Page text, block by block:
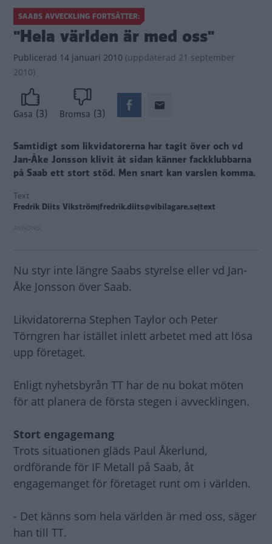
SAABS AVVECKLING FORTSÄTTER:
"Hela världen är med oss"
Publicerad 14 januari 2010 (uppdaterad 21 september
2010)
Gasa (3) Bromsa (3)
Samtidigt som likvidatorerna har tagit över och vd
Jan-Åke Jonsson klivit åt sidan känner fackklubbarna
på Saab ett stort stöd. Men snart kan varslen komma.
Text
Fredrik Diits Vikström|fredrik.diits@vibilagare.se|text
Nu styr inte längre Saabs styrelse eller vd Jan-
Åke Jonsson över Saab.
Likvidatorerna Stephen Taylor och Peter
Törngren har istället inlett arbetet med att lösa
upp företaget.
Enligt nyhetsbyrån TT har de nu bokat möten
för att planera de första stegen i avvecklingen.
Stort engagemang
Trots situationen gläds Paul Åkerlund,
ordförande för IF Metall på Saab, åt
engagemanget för företaget runt om i världen.
- Det känns som hela världen är med oss, säger
han till TT.